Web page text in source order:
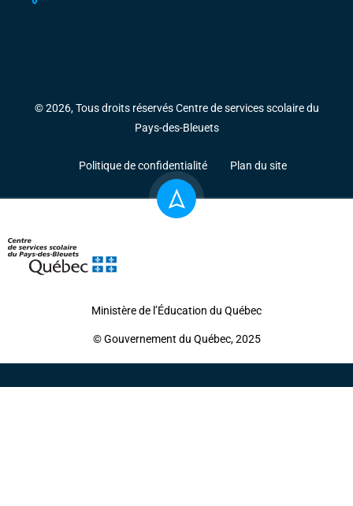
© 2026, Tous droits réservés Centre de services scolaire du
Pays-des-Bleuets
Politique de confidentialité Plan du site
Ministère de l’Éducation du Québec
© Gouvernement du Québec, 2025